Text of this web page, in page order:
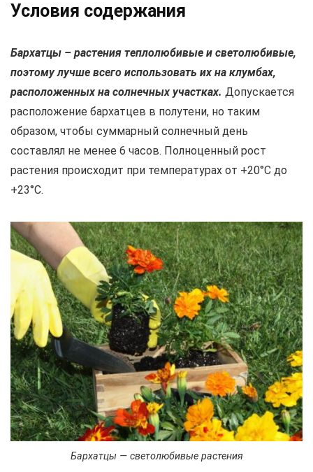
Условия содержания
Бархатцы – растения теплолюбивые и светолюбивые,
поэтому лучше всего использовать их на клумбах,
расположенных на солнечных участках. Допускается
расположение бархатцев в полутени, но таким
образом, чтобы суммарный солнечный день
составлял не менее 6 часов. Полноценный рост
растения происходит при температурах от +20°С до
+23°С.
Бархатцы — светолюбивые растения